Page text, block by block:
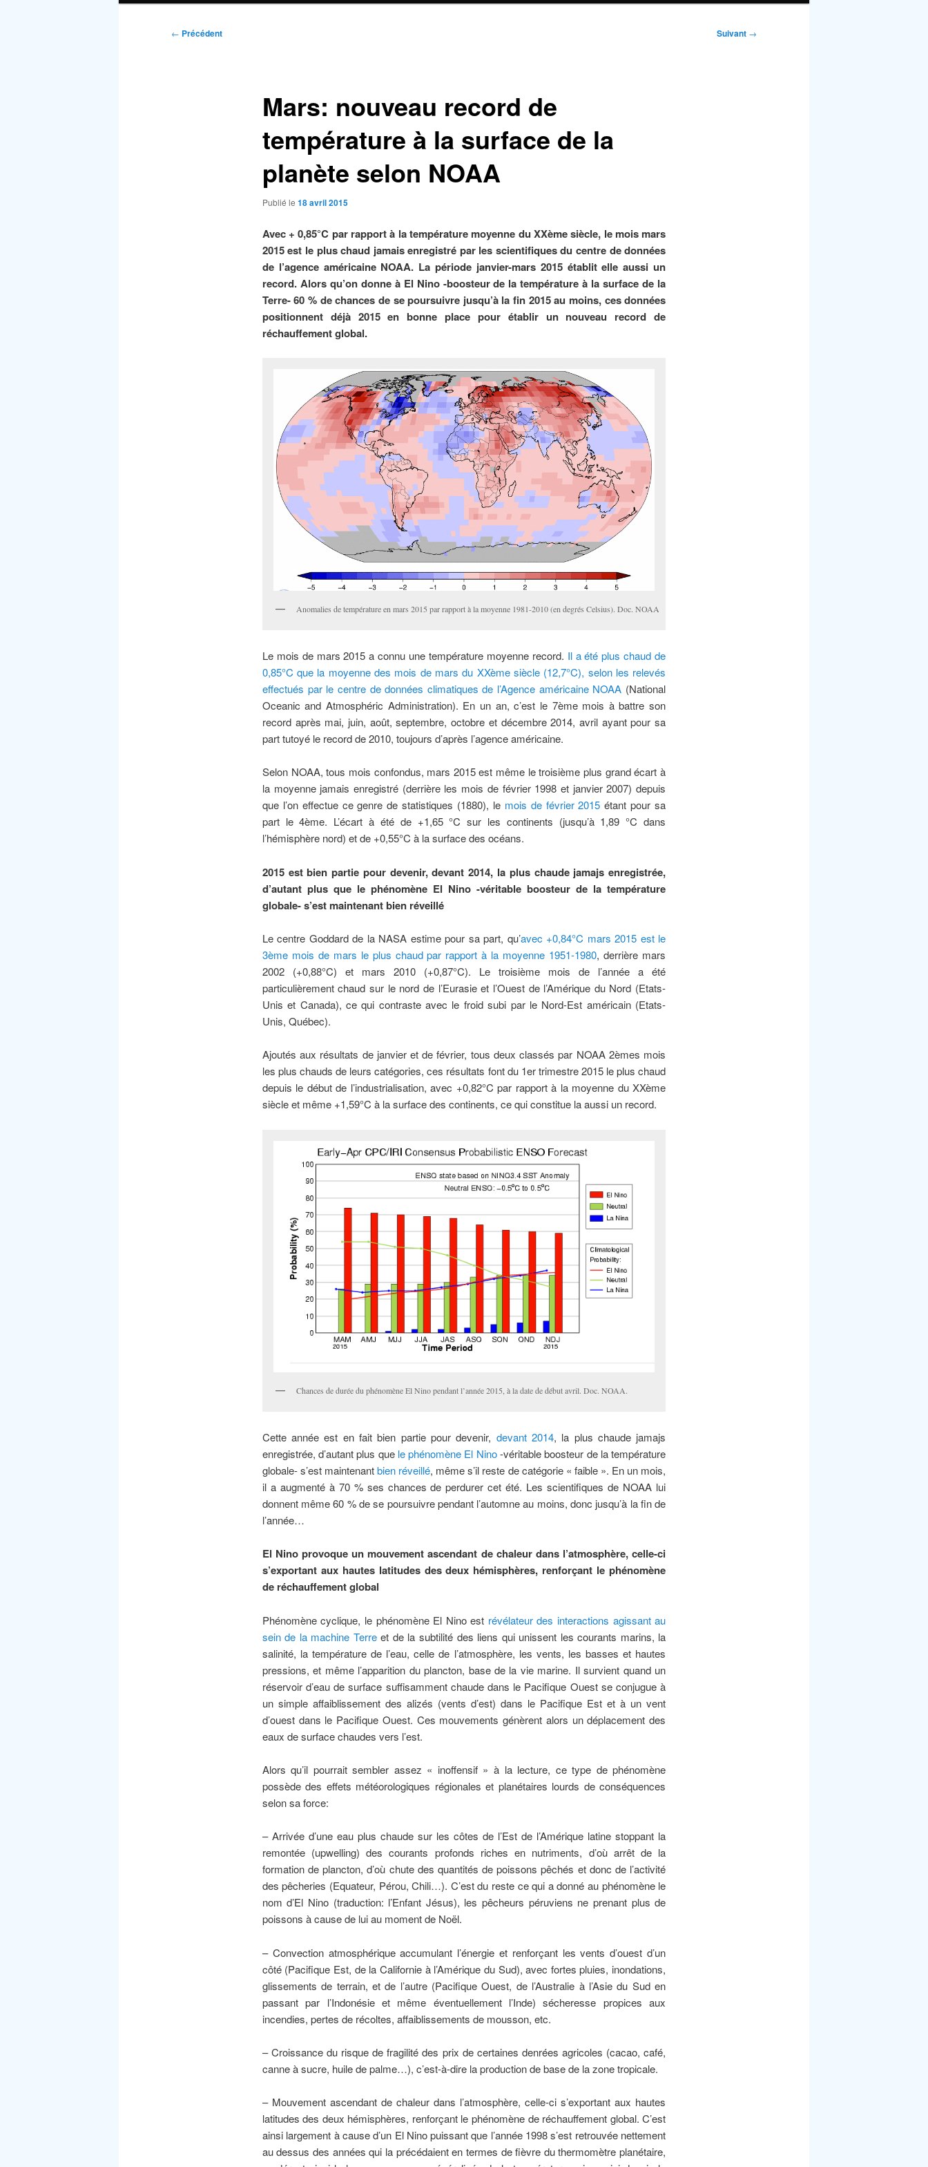
Navigation
← Précédent Suivant →
Mars: nouveau record de
température à la surface de la
planète selon NOAA
Publié le 18 avril 2015
Avec + 0,85°C par rapport à la température moyenne du XXème siècle, le mois mars
2015 est le plus chaud jamais enregistré par les scientifiques du centre de données
de l’agence américaine NOAA. La période janvier-mars 2015 établit elle aussi un
record. Alors qu’on donne à El Nino -boosteur de la température à la surface de la
Terre- 60 % de chances de se poursuivre jusqu’à la fin 2015 au moins, ces données
positionnent déjà 2015 en bonne place pour établir un nouveau record de
réchauffement global.
Anomalies de température en mars 2015 par rapport à la moyenne 1981-2010 (en degrés Celsius). Doc. NOAA
Le mois de mars 2015 a connu une température moyenne record. Il a été plus chaud de
0,85°C que la moyenne des mois de mars du XXème siècle (12,7°C), selon les relevés
effectués par le centre de données climatiques de l’Agence américaine NOAA (National
Oceanic and Atmosphéric Administration). En un an, c’est le 7ème mois à battre son
record après mai, juin, août, septembre, octobre et décembre 2014, avril ayant pour sa
part tutoyé le record de 2010, toujours d’après l’agence américaine.
Selon NOAA, tous mois confondus, mars 2015 est même le troisième plus grand écart à
la moyenne jamais enregistré (derrière les mois de février 1998 et janvier 2007) depuis
que l’on effectue ce genre de statistiques (1880), le mois de février 2015 étant pour sa
part le 4ème. L’écart à été de +1,65 °C sur les continents (jusqu’à 1,89 °C dans
l’hémisphère nord) et de +0,55°C à la surface des océans.
2015 est bien partie pour devenir, devant 2014, la plus chaude jamajs enregistrée,
d’autant plus que le phénomène El Nino -véritable boosteur de la température
globale- s’est maintenant bien réveillé
Le centre Goddard de la NASA estime pour sa part, qu’avec +0,84°C mars 2015 est le
3ème mois de mars le plus chaud par rapport à la moyenne 1951-1980, derrière mars
2002 (+0,88°C) et mars 2010 (+0,87°C). Le troisième mois de l’année a été
particulièrement chaud sur le nord de l’Eurasie et l’Ouest de l’Amérique du Nord (Etats-
Unis et Canada), ce qui contraste avec le froid subi par le Nord-Est américain (Etats-
Unis, Québec).
Ajoutés aux résultats de janvier et de février, tous deux classés par NOAA 2èmes mois
les plus chauds de leurs catégories, ces résultats font du 1er trimestre 2015 le plus chaud
depuis le début de l’industrialisation, avec +0,82°C par rapport à la moyenne du XXème
siècle et même +1,59°C à la surface des continents, ce qui constitue la aussi un record.
Chances de durée du phénomène El Nino pendant l’année 2015, à la date de début avril. Doc. NOAA.
Cette année est en fait bien partie pour devenir, devant 2014, la plus chaude jamajs
enregistrée, d’autant plus que le phénomène El Nino-véritable boosteur de la température
globale- s’est maintenantbien réveillé, même s’il reste de catégorie « faible ». En un mois,
il a augmenté à 70 % ses chances de perdurer cet été. Les scientifiques de NOAA lui
donnent même 60 % de se poursuivre pendant l’automne au moins, donc jusqu’à la fin de
l’année…
El Nino provoque un mouvement ascendant de chaleur dans l’atmosphère, celle-ci
s’exportant aux hautes latitudes des deux hémisphères, renforçant le phénomène
de réchauffement global
Phénomène cyclique, le phénomène El Nino est révélateur des interactions agissant au
sein de la machine Terreet de la subtilité des liens qui unissent les courants marins, la
salinité, la température de l’eau, celle de l’atmosphère, les vents, les basses et hautes
pressions, et même l’apparition du plancton, base de la vie marine. Il survient quand un
réservoir d’eau de surface suffisamment chaude dans le Pacifique Ouest se conjugue à
un simple affaiblissement des alizés (vents d’est) dans le Pacifique Est et à un vent
d’ouest dans le Pacifique Ouest. Ces mouvements génèrent alors un déplacement des
eaux de surface chaudes vers l’est.
Alors qu’il pourrait sembler assez « inoffensif » à la lecture, ce type de phénomène
possède des effets météorologiques régionales et planétaires lourds de conséquences
selon sa force:
– Arrivée d’une eau plus chaude sur les côtes de l’Est de l’Amérique latine stoppant la
remontée (upwelling) des courants profonds riches en nutriments, d’où arrêt de la
formation de plancton, d’où chute des quantités de poissons pêchés et donc de l’activité
des pêcheries (Equateur, Pérou, Chili…). C’est du reste ce qui a donné au phénomène le
nom d’El Nino (traduction: l’Enfant Jésus), les pêcheurs péruviens ne prenant plus de
poissons à cause de lui au moment de Noël.
– Convection atmosphérique accumulant l’énergie et renforçant les vents d’ouest d’un
côté (Pacifique Est, de la Californie à l’Amérique du Sud), avec fortes pluies, inondations,
glissements de terrain, et de l’autre (Pacifique Ouest, de l’Australie à l’Asie du Sud en
passant par l’Indonésie et même éventuellement l’Inde) sécheresse propices aux
incendies, pertes de récoltes, affaiblissements de mousson, etc.
– Croissance du risque de fragilité des prix de certaines denrées agricoles (cacao, café,
canne à sucre, huile de palme…), c’est-à-dire la production de base de la zone tropicale.
– Mouvement ascendant de chaleur dans l’atmosphère, celle-ci s’exportant aux hautes
latitudes des deux hémisphères, renforçant le phénomène de réchauffement global. C’est
ainsi largement à cause d’un El Nino puissant que l’année 1998 s’est retrouvée nettement
au dessus des années qui la précédaient en termes de fièvre du thermomètre planétaire,